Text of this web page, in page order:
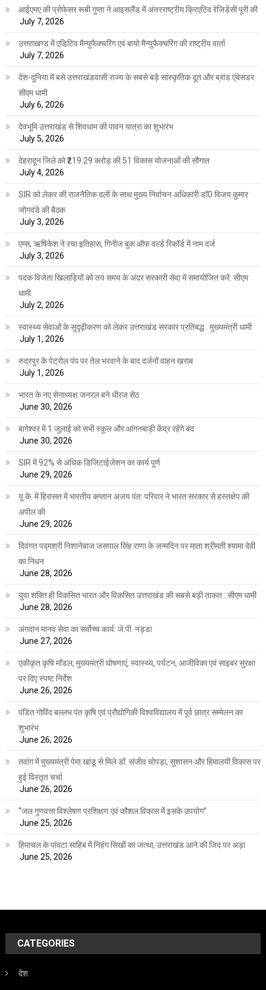
आईएमए की प्रोफेसर रूबी गुप्ता ने आइसलैंड में अंतरराष्ट्रीय क्रिएटिव रेजिडेंसी पूरी की
July 7, 2026
उत्तराखण्ड में एडिटिव मैन्युफैक्चरिंग एवं बायो मैन्युफैक्चरिंग की राष्ट्रीय वार्ता
July 7, 2026
देश-दुनिया में बसे उत्तराखंडवासी राज्य के सबसे बड़े सांस्कृतिक दूत और ब्रांड एंबेसडर:
सीएम धामी
July 6, 2026
देवभूमि उत्तराखंड से शिवधाम की पावन यात्रा का शुभारंभ
July 5, 2026
देहरादून जिले को ₹219.29 करोड़ की 51 विकास योजनाओं की सौगात
July 4, 2026
SIR को लेकर की राजनैतिक दलों के साथ मुख्य निर्वाचन अधिकारी डॉ0 विजय कुमार
जोगदंडे की बैठक
July 3, 2026
एम्स, ऋषिकेश ने रचा इतिहास, गिनीज बुक ऑफ वर्ल्ड रिकॉर्ड में नाम दर्ज
July 3, 2026
पदक विजेता खिलाड़ियों को तय समय के अंदर सरकारी सेवा में समायोजित करें: सीएम
धामी
July 2, 2026
स्वास्थ्य सेवाओं के सुदृढ़ीकरण को लेकर उत्तराखंड सरकार प्रतिबद्ध : मुख्यमंत्री धामी
July 1, 2026
रुद्रपुर के पेट्रोल पंप पर तेल भरवाने के बाद दर्जनों वाहन खराब
July 1, 2026
भारत के नए सेनाध्यक्ष जनरल बने धीरज सेठ
June 30, 2026
बागेश्वर में 1 जुलाई को सभी स्कूल और आंगनबाड़ी केंद्र रहेंगे बंद
June 30, 2026
SIR में 92% से अधिक डिजिटाईजेशन का कार्य पूर्ण
June 29, 2026
यू.के. में हिरासत में भारतीय कप्तान अजय पंत: परिवार ने भारत सरकार से हस्तक्षेप की
अपील की
June 29, 2026
दिवंगत पद्मश्री निशानेबाज जसपाल सिंह राणा के जन्मदिन पर माता श्रीमती श्यामा देवी
का निधन
June 28, 2026
युवा शक्ति ही विकसित भारत और विकसित उत्तराखंड की सबसे बड़ी ताकत : सीएम धामी
June 28, 2026
अंगदान मानव सेवा का सर्वोच्च कार्य: जे.पी. नड्डा
June 27, 2026
एकीकृत कृषि मॉडल, मुख्यमंत्री घोषणाएं, स्वास्थ्य, पर्यटन, आजीविका एवं साइबर सुरक्षा
पर दिए स्पष्ट निर्देश
June 26, 2026
पंडित गोविंद बल्लभ पंत कृषि एवं प्रौद्योगिकी विश्वविद्यालय में पूर्व छात्र सम्मेलन का
शुभारंभ
June 26, 2026
तवांग में मुख्यमंत्री पेमा खांडू से मिले डॉ. संजीव चोपड़ा, सुशासन और हिमालयी विकास पर
हुई विस्तृत चर्चा
June 26, 2026
“जल गुणवत्ता विश्लेषण प्रशिक्षण एवं कौशल विकास में इसके उपयोग”
June 25, 2026
हिमाचल के पांवटा साहिब में निहंग सिखों का जत्था, उत्तराखंड आने की जिद पर अड़ा
June 25, 2026
CATEGORIES
देश